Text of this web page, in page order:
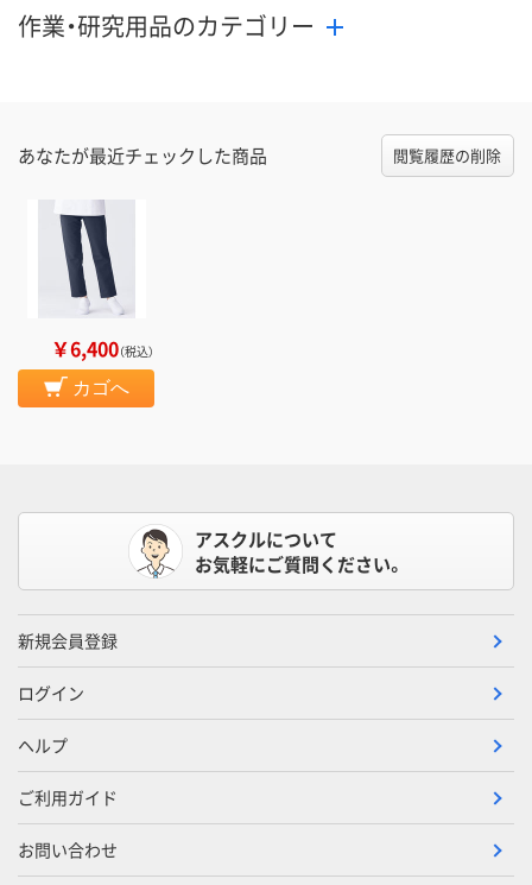
作業・研究用品のカテゴリー
あなたが最近チェックした商品 閲覧履歴の削除
￥6,400（税込）
カゴへ
アスクルについて
お気軽にご質問ください。
新規会員登録
ログイン
ヘルプ
ご利用ガイド
お問い合わせ